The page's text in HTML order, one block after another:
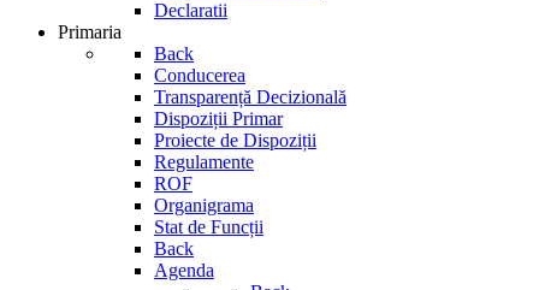
Declaratii
Primaria
Back
Conducerea
Transparență Decizională
Dispoziții Primar
Proiecte de Dispoziții
Regulamente
ROF
Organigrama
Stat de Funcții
Back
Agenda